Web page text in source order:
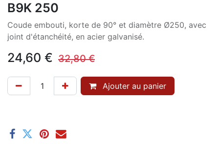
B9K 250
Coude embouti, korte de 90° et diamètre Ø250, avec
joint d'étanchéité, en acier galvanisé.
24,60 € 32,80€
Ajouter au panier